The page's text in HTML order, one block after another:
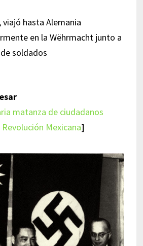
viajó hasta Alemania
en la Wëhrmacht junto a
soldados
matanza de ciudadanos
Mexicana]